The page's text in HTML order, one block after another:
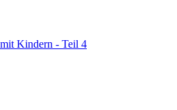
Kindern - Teil 4